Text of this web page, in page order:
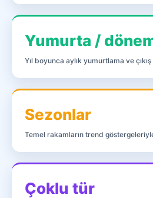
Yumurta /
Yıl boyunca aylık yumurtlama ve
Sezonlar
Temel rakamların trend
Çoklu tür